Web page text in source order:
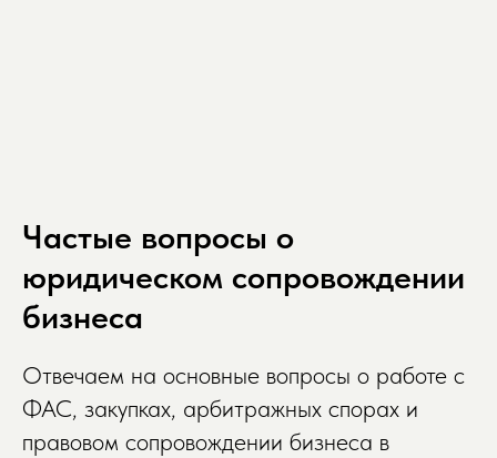
Частые вопросы о
юридическом сопровождении
бизнеса
Отвечаем на основные вопросы о работе с
ФАС, закупках, арбитражных спорах и
правовом сопровождении бизнеса в